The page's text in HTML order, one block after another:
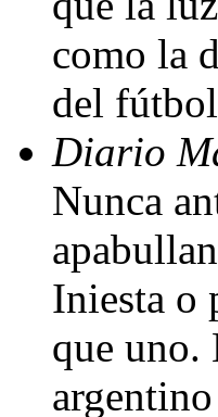
como la
del
Diario
Nunca
Iniesta o
que uno.